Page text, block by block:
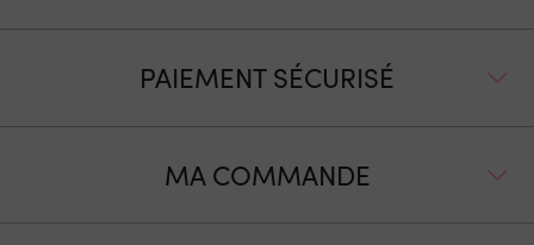
PAIEMENT SÉCURISÉ
MA COMMANDE